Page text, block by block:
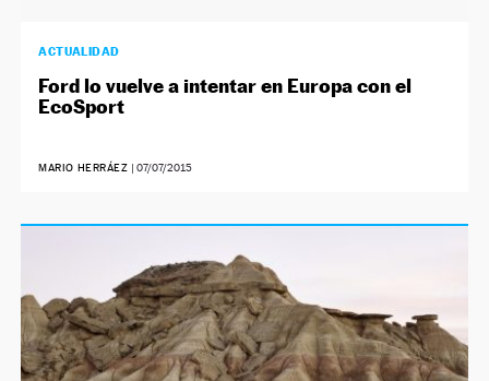
ACTUALIDAD
Ford lo vuelve a intentar en Europa con el
EcoSport
MARIO HERRÁEZ | 07/07/2015